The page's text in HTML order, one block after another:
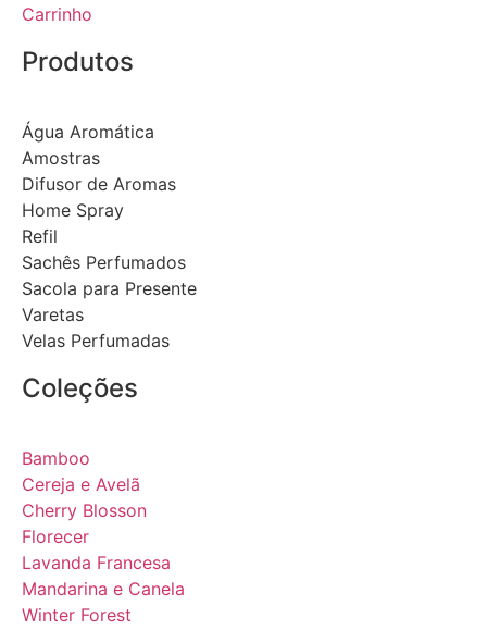
Carrinho
Produtos
Água Aromática
Amostras
Difusor de Aromas
Home Spray
Refil
Sachês Perfumados
Sacola para Presente
Varetas
Velas Perfumadas
Coleções
Bamboo
Cereja e Avelã
Cherry Blosson
Florecer
Lavanda Francesa
Mandarina e Canela
Winter Forest